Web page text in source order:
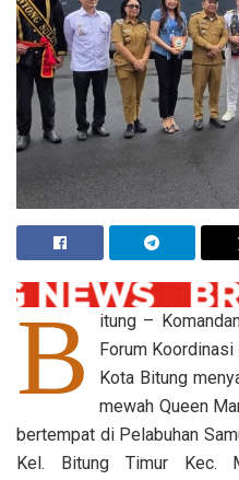
B
itung –
Forum
Kota Bitung
mewah Queen
bertempat di Pelabuhan
Kel. Bitung Timur Kec.